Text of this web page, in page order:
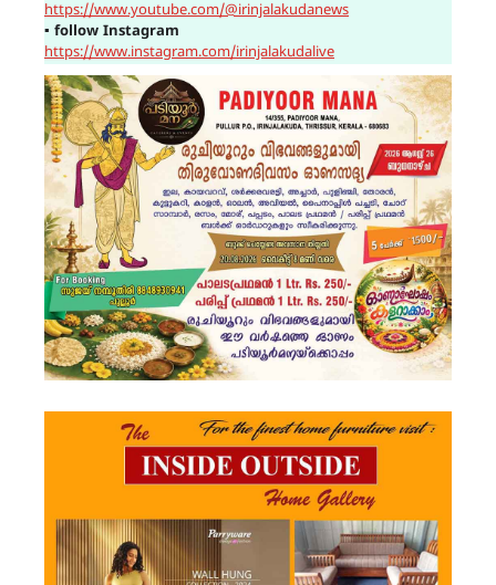
https://www.youtube.com/@irinjalakudanews
▪ follow Instagram
https://www.instagram.com/irinjalakudalive